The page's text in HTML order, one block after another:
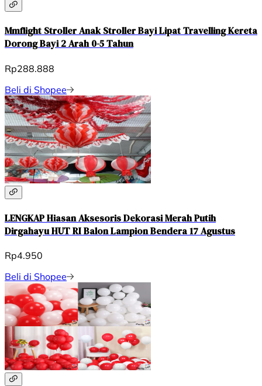
Mmflight Stroller Anak Stroller Bayi Lipat Travelling Kereta
Dorong Bayi 2 Arah 0-5 Tahun
Rp288.888
Beli di Shopee
LENGKAP Hiasan Aksesoris Dekorasi Merah Putih
Dirgahayu HUT RI Balon Lampion Bendera 17 Agustus
Rp4.950
Beli di Shopee